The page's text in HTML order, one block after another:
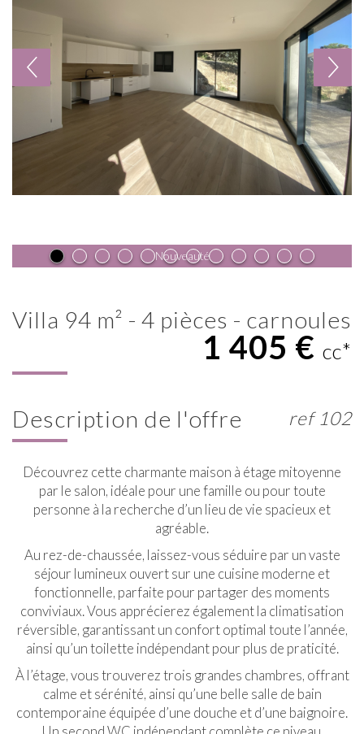
Nouveauté
villa 94 m² - 4 pièces - carnoules
1 405 € cc*
description de l'offre ref 102
Découvrez cette charmante maison à étage mitoyenne
par le salon, idéale pour une famille ou pour toute
personne à la recherche d’un lieu de vie spacieux et
agréable.
Au rez-de-chaussée, laissez-vous séduire par un vaste
séjour lumineux ouvert sur une cuisine moderne et
fonctionnelle, parfaite pour partager des moments
conviviaux. Vous apprécierez également la climatisation
réversible, garantissant un confort optimal toute l’année,
ainsi qu’un toilette indépendant pour plus de praticité.
À l’étage, vous trouverez trois grandes chambres, offrant
calme et sérénité, ainsi qu’une belle salle de bain
contemporaine équipée d’une douche et d’une baignoire.